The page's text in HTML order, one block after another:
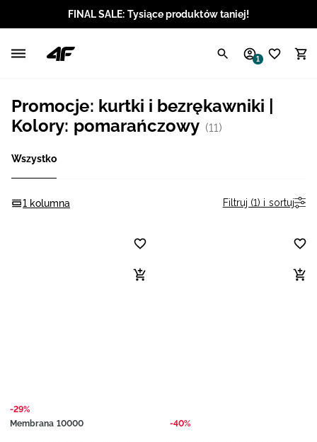
FINAL SALE: Tysiące produktów taniej!
1
Promocje: kurtki i bezrękawniki |
Kolory: pomarańczowy (11)
Wszystko
1 kolumna Filtruj (1) i sortuj
-29%
Membrana 10000
-40%
Angielski / USD